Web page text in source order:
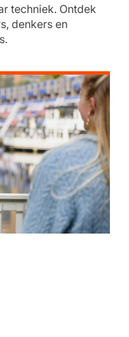
techniek. Ontdek
denkers en